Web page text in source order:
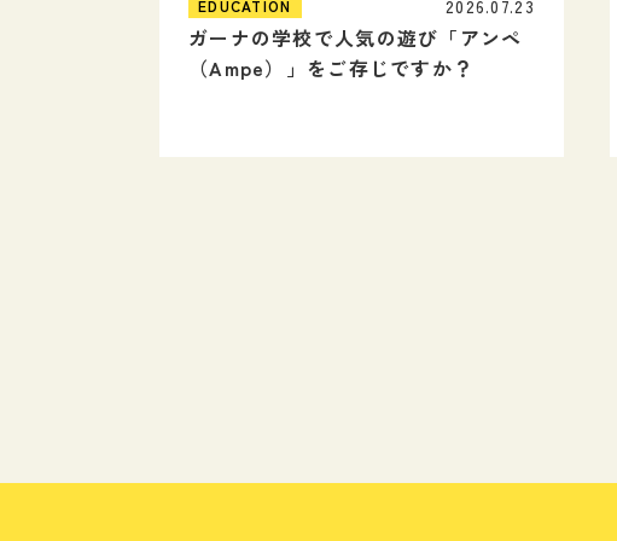
EDUCATION
ガーナの学校で人気の遊び「アンペ
（Ampe）」をご存じですか？
2026.07.23